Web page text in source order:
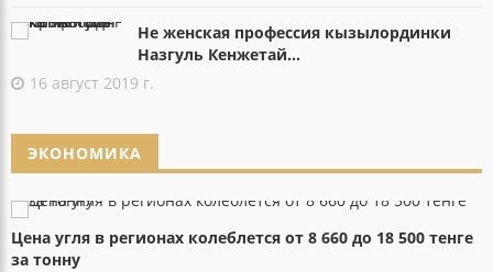
Не женская профессия кызылординки
Назгуль Кенжетай...
16 август 2019 г.
ЭКОНОМИКА
Цена угля в регионах колеблется от 8 660 до 18 500 тенге
за тонну